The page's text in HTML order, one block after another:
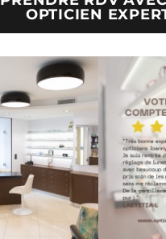
OPTICIEN